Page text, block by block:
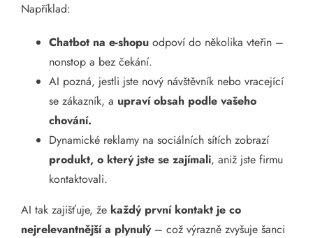
Například:
Chatbot na e-shopu odpoví do několika vteřin –
nonstop a bez čekání.
AI pozná, jestli jste nový návštěvník nebo vracející
se zákazník, a upraví obsah podle vašeho
chování.
Dynamické reklamy na sociálních sítích zobrazí
produkt, o který jste se zajímali, aniž jste firmu
kontaktovali.
AI tak zajišťuje, že každý první kontakt je co
nejrelevantnější a plynulý– což výrazně zvyšuje šanci